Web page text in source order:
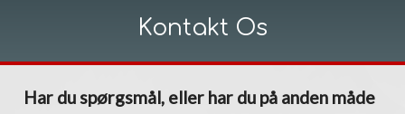
Kontakt Os
Har du spørgsmål, eller har du på anden måde